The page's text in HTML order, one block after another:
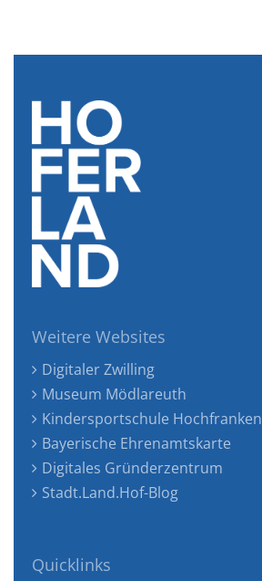
Weitere Websites
Digitaler Zwilling
Museum Mödlareuth
Kindersportschule Hochfranken
Bayerische Ehrenamtskarte
Digitales Gründerzentrum
Stadt.Land.Hof-Blog
Quicklinks